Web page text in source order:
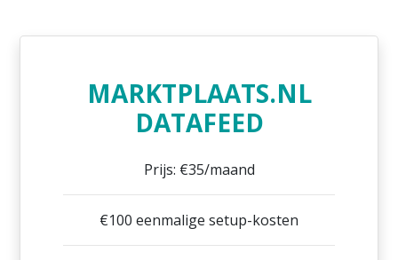
MARKTPLAATS.NL
DATAFEED
Prijs: €35/maand
€100 eenmalige setup-kosten